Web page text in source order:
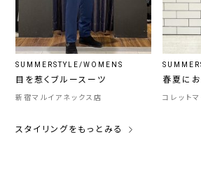
SUMMERSTYLE/WOMENS
目を惹くブルースーツ
新宿マルイアネックス店
春夏に
コレット
スタイリングをもっとみる